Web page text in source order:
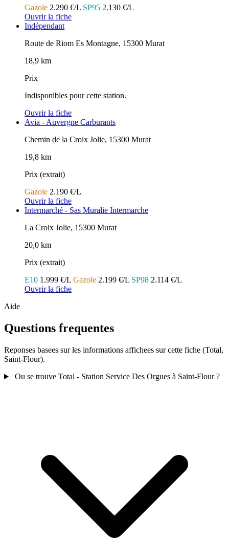
Gazole 2.290 €/L SP95 2.130 €/L
Ouvrir la fiche
Indépendant
Route de Riom Es Montagne, 15300 Murat
18,9 km
Prix
Indisponibles pour cette station.
Ouvrir la fiche
Avia - Auvergne Carburants
Chemin de la Croix Jolie, 15300 Murat
19,8 km
Prix (extrait)
Gazole 2.190 €/L
Ouvrir la fiche
Intermarché - Sas Muralie Intermarche
La Croix Jolie, 15300 Murat
20,0 km
Prix (extrait)
E10 1.999 €/L Gazole 2.199 €/L SP98 2.114 €/L
Ouvrir la fiche
Aide
Questions frequentes
Reponses basees sur les informations affichees sur cette fiche (Total,
Saint-Flour).
Ou se trouve Total - Station Service Des Orgues à Saint-Flour ?